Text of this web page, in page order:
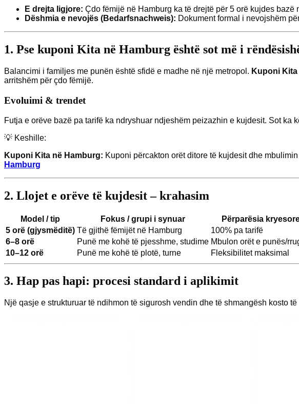
E drejta ligjore: Çdo fëmijë në Hamburg ka të drejtë për 5 orë kujdes bazë
Dëshmia e nevojës (Bedarfsnachweis): Dokument formal i nevojshëm
1. Pse kuponi Kita në Hamburg është sot më i
Balancimi i familjes me punën është sfidë e madhe në një metropol. Kuponi
arritshëm për çdo fëmijë.
Evoluimi & trendet
Futja e orëve bazë pa tarifë ka ndryshuar ndjeshëm peizazhin e kujdesit. Sot
💡 Keshille:
Kuponi Kita në Hamburg: Kuponi përcakton orët ditore të kujdesit dhe
Hamburg
2. Llojet e orëve të kujdesit – krahasim
Model / tip Fokus / grupi i synuar Përparësia
5 orë (gjysmëditë) Të gjithë fëmijët në Hamburg 100% pa tarifë
6–8 orë
Punë me kohë të pjesshme, studime Mbulon orët e punës/
10–12 orë
Punë me kohë të plotë, turne Fleksibilitet maksimal
3. Hap pas hapi: procesi standard i aplikimit
Një qasje e strukturuar të ndihmon të sigurosh vendin dhe të shmangësh kosto të